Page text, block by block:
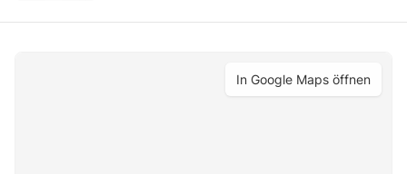
In Google Maps öffnen